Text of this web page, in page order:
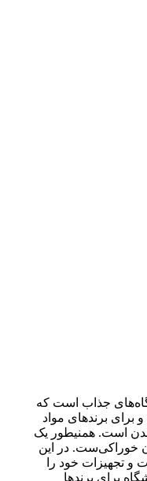
جذاب است که
برگزار شد و برای برندهای مواد
است. همنیطور یک
خوراکی‌ست. در این
و تجهیزات خود را
برای برندها